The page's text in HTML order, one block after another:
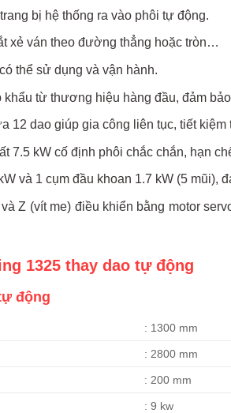
trang bị hệ thống ra vào phôi tự động.
xẻ ván theo đường thẳng hoặc tròn…
thể sử dụng và vận hành.
từ thương hiệu hàng đầu, đảm
12 dao giúp gia công liên tục, tiết
7.5 kW cố định phôi chắc chắn, hạn
và 1 cụm đầu khoan 1.7 kW (5 mũi),
Z (vít me) điều khiển bằng motor
1325 thay dao tự động
động
: 1300 mm
: 2800 mm
: 200 mm
: 9 kw